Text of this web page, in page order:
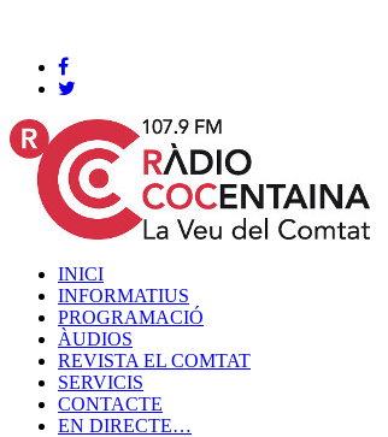
INICI
INFORMATIUS
PROGRAMACIÓ
ÀUDIOS
REVISTA EL COMTAT
SERVICIS
CONTACTE
EN DIRECTE…